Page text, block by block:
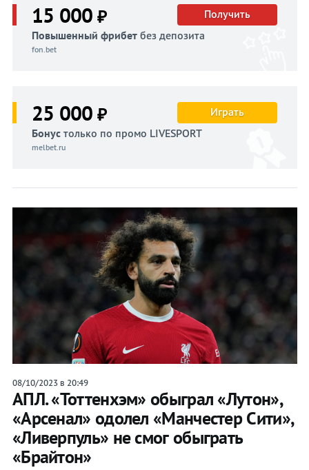
15 000 ₽
Получить
Повышенный фрибетбез депозита
fon.bet
25 000 ₽
Играть
Бонустолько по промо LIVESPORT
melbet.ru
08/10/2023 в 20:49
АПЛ. «Тоттенхэм» обыграл «Лутон»,
«Арсенал» одолел «Манчестер Сити»,
«Ливерпуль» не смог обыграть
«Брайтон»